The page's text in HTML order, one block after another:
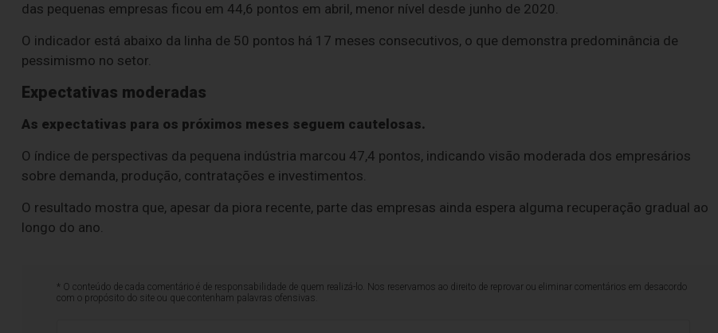
das pequenas empresas ficou em 44,6 pontos em abril, menor nível desde junho de 2020.
O indicador está abaixo da linha de 50 pontos há 17 meses consecutivos, o que demonstra predominância de
pessimismo no setor.
Expectativas moderadas
As expectativas para os próximos meses seguem cautelosas.
O índice de perspectivas da pequena indústria marcou 47,4 pontos, indicando visão moderada dos empresários
sobre demanda, produção, contratações e investimentos.
O resultado mostra que, apesar da piora recente, parte das empresas ainda espera alguma recuperação gradual ao
longo do ano.
* O conteúdo de cada comentário é de responsabilidade de quem realizá-lo. Nos reservamos ao direito de reprovar ou eliminar comentários em desacordo
com o propósito do site ou que contenham palavras ofensivas.